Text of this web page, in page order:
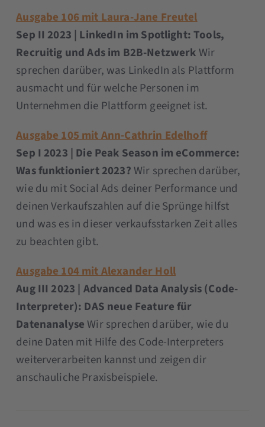
Ausgabe 106 mit Laura-Jane Freutel
Sep II 2023 | LinkedIn im Spotlight: Tools,
Recruitig und Ads im B2B-NetzwerkWir
sprechen darüber, was LinkedIn als Plattform
ausmacht und für welche Personen im
Unternehmen die Plattform geeignet ist.
Ausgabe 105 mit Ann-Cathrin Edelhoff
Sep I 2023 | Die Peak Season im eCommerce:
Was funktioniert 2023?Wir sprechen darüber,
wie du mit Social Ads deiner Performance und
deinen Verkaufszahlen auf die Sprünge hilfst
und was es in dieser verkaufsstarken Zeit alles
zu beachten gibt.
Ausgabe 104 mit Alexander Holl
Aug III 2023 | Advanced Data Analysis (Code-
Interpreter): DAS neue Feature für
DatenanalyseWir sprechen darüber, wie du
deine Daten mit Hilfe des Code-Interpreters
weiterverarbeiten kannst und zeigen dir
anschauliche Praxisbeispiele.